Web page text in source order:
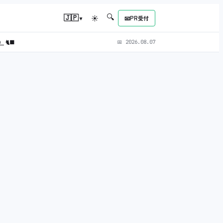
🇯🇵▾ ☀ 🔍 📧PR受付
🐈‍⬛ 📅 2026.08.07